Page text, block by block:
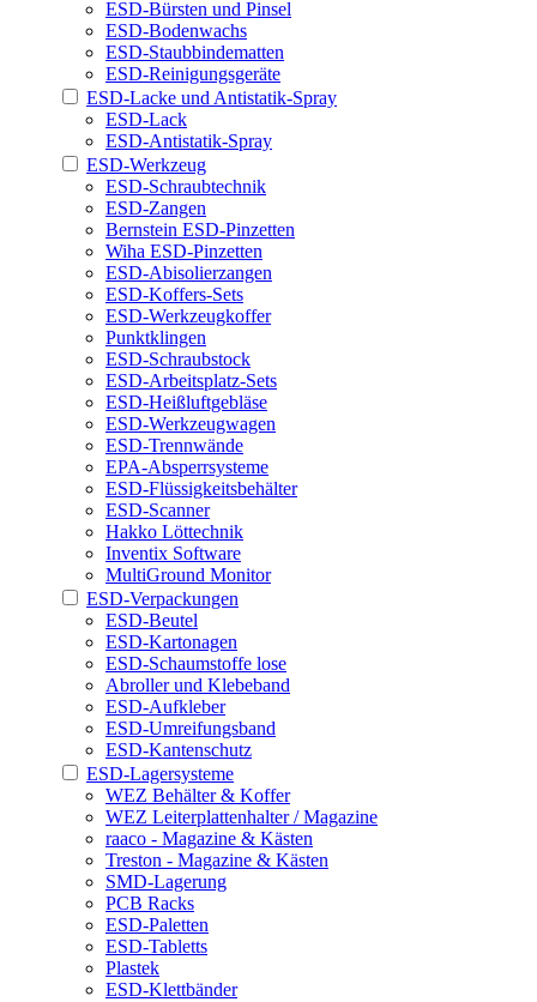
ESD-Bürsten und Pinsel
ESD-Bodenwachs
ESD-Staubbindematten
ESD-Reinigungsgeräte
ESD-Lacke und Antistatik-Spray
ESD-Lack
ESD-Antistatik-Spray
ESD-Werkzeug
ESD-Schraubtechnik
ESD-Zangen
Bernstein ESD-Pinzetten
Wiha ESD-Pinzetten
ESD-Abisolierzangen
ESD-Koffers-Sets
ESD-Werkzeugkoffer
Punktklingen
ESD-Schraubstock
ESD-Arbeitsplatz-Sets
ESD-Heißluftgebläse
ESD-Werkzeugwagen
ESD-Trennwände
EPA-Absperrsysteme
ESD-Flüssigkeitsbehälter
ESD-Scanner
Hakko Löttechnik
Inventix Software
MultiGround Monitor
ESD-Verpackungen
ESD-Beutel
ESD-Kartonagen
ESD-Schaumstoffe lose
Abroller und Klebeband
ESD-Aufkleber
ESD-Umreifungsband
ESD-Kantenschutz
ESD-Lagersysteme
WEZ Behälter & Koffer
WEZ Leiterplattenhalter / Magazine
raaco - Magazine & Kästen
Treston - Magazine & Kästen
SMD-Lagerung
PCB Racks
ESD-Paletten
ESD-Tabletts
Plastek
ESD-Klettbänder